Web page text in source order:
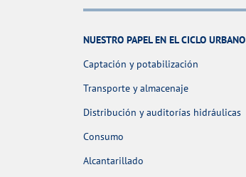
NUESTRO PAPEL EN EL CICLO URBANO
Captación y potabilización
Transporte y almacenaje
Distribución y auditorías hidráulicas
Consumo
Alcantarillado